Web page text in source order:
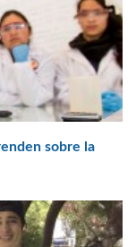
sobre la